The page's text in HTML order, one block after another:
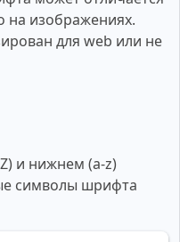
на изображениях.
для web или не
и нижнем (a-z)
символы шрифта